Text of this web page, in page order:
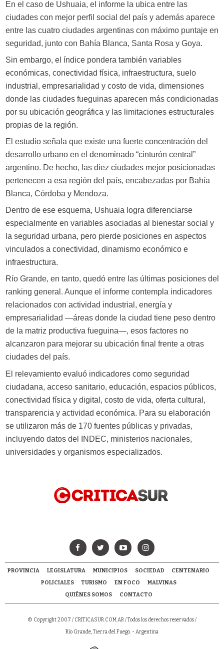
En el caso de Ushuaia, el informe la ubica entre las
ciudades con mejor perfil social del país y además aparece
entre las cuatro ciudades argentinas con máximo puntaje en
seguridad, junto con Bahía Blanca, Santa Rosa y Goya.
Sin embargo, el índice pondera también variables
económicas, conectividad física, infraestructura, suelo
industrial, empresarialidad y costo de vida, dimensiones
donde las ciudades fueguinas aparecen más condicionadas
por su ubicación geográfica y las limitaciones estructurales
propias de la región.
El estudio señala que existe una fuerte concentración del
desarrollo urbano en el denominado “cinturón central”
argentino. De hecho, las diez ciudades mejor posicionadas
pertenecen a esa región del país, encabezadas por Bahía
Blanca, Córdoba y Mendoza.
Dentro de ese esquema, Ushuaia logra diferenciarse
especialmente en variables asociadas al bienestar social y
la seguridad urbana, pero pierde posiciones en aspectos
vinculados a conectividad, dinamismo económico e
infraestructura.
Río Grande, en tanto, quedó entre las últimas posiciones del
ranking general. Aunque el informe contempla indicadores
relacionados con actividad industrial, energía y
empresarialidad —áreas donde la ciudad tiene peso dentro
de la matriz productiva fueguina—, esos factores no
alcanzaron para mejorar su ubicación final frente a otras
ciudades del país.
El relevamiento evaluó indicadores como seguridad
ciudadana, acceso sanitario, educación, espacios públicos,
conectividad física y digital, costo de vida, oferta cultural,
transparencia y actividad económica. Para su elaboración
se utilizaron más de 170 fuentes públicas y privadas,
incluyendo datos del INDEC, ministerios nacionales,
universidades y organismos especializados.
PROVINCIA LEGISLATURA MUNICIPIOS SOCIEDAD
CENTENARIO
POLICIALES
TURISMO EN FOCO
MALVINAS
QUIÉNES SOMOS
CONTACTO
© Copyright 2007 / CRITICASUR.COM.AR/ Todos los derechos reservados /
Río Grande, Tierra del Fuego. - Argentina